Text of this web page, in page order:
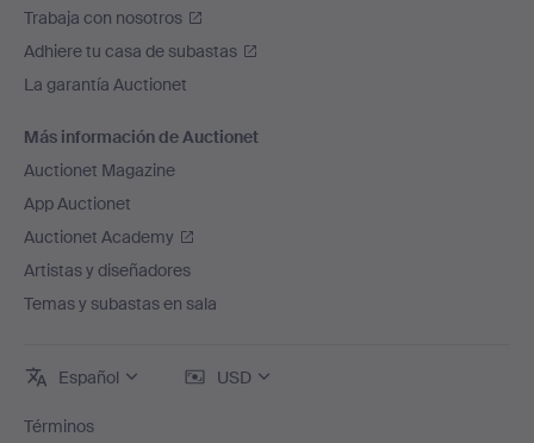
Trabaja con nosotros
Adhiere tu casa de subastas
La garantía Auctionet
Más información de Auctionet
Auctionet Magazine
App Auctionet
Auctionet Academy
Artistas y diseñadores
Temas y subastas en sala
Español USD
Términos